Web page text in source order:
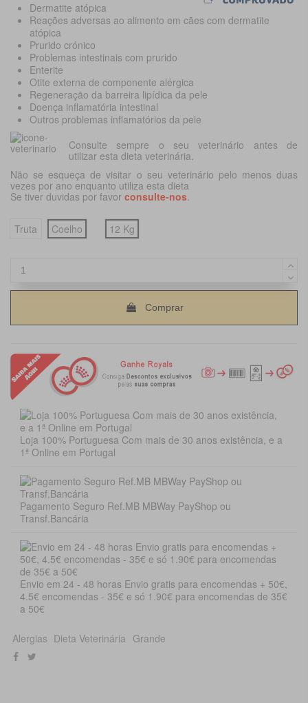
Dermatite atópica
Reações adversas ao alimento em cães com dermatite
atópica
Prurido crónico
Problemas intestinais com prurido
Enterite
Otite externa de componente alérgica
Regeneração da barreira lipídica da pele
Doença inflamatória intestinal
Outros problemas inflamatórios da pele
Consulte sempre o seu veterinário antes de
utilizar esta dieta veterinária.
Não se esqueça de visitar o seu veterinário pelo menos duas
vezes por ano enquanto utiliza esta dieta
Se tiver duvidas por favor consulte-nos.
Truta Coelho 12 Kg
Comprar
Loja 100% Portuguesa Com mais de 30 anos existência, e a
1ª Online em Portugal
Pagamento Seguro Ref.MB MBWay PayShop ou
Transf.Bancária
Envio em 24 - 48 horas Envio gratis para encomendas + 50€,
4.5€ encomendas - 35€ e só 1.90€ para encomendas de 35€
a 50€
Alergias Dieta Veterinária Grande